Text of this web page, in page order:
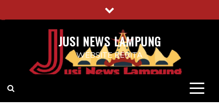
to
JUSI NEWS LAMPUNG
WEBSITE BERITA